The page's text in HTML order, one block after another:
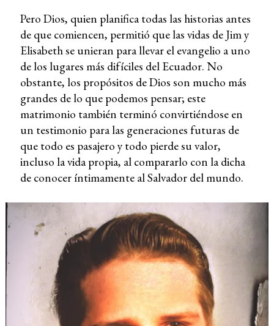
Pero Dios, quien planifica todas las historias antes
de que comiencen, permitió que las vidas de Jim y
Elisabeth se unieran para llevar el evangelio a uno
de los lugares más difíciles del Ecuador. No
obstante, los propósitos de Dios son mucho más
grandes de lo que podemos pensar; este
matrimonio también terminó convirtiéndose en
un testimonio para las generaciones futuras de
que todo es pasajero y todo pierde su valor,
incluso la vida propia, al compararlo con la dicha
de conocer íntimamente al Salvador del mundo.